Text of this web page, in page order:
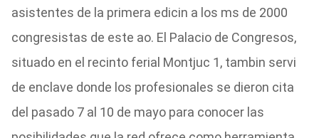
asistentes de la primera edicin a los ms de 2000
congresistas de este ao. El Palacio de Congresos,
situado en el recinto ferial Montjuc 1, tambin servi
de enclave donde los profesionales se dieron cita
del pasado 7 al 10 de mayo para conocer las